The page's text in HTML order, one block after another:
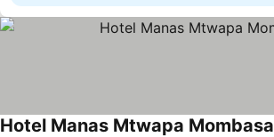
Hotel Manas Mtwapa Mombasa